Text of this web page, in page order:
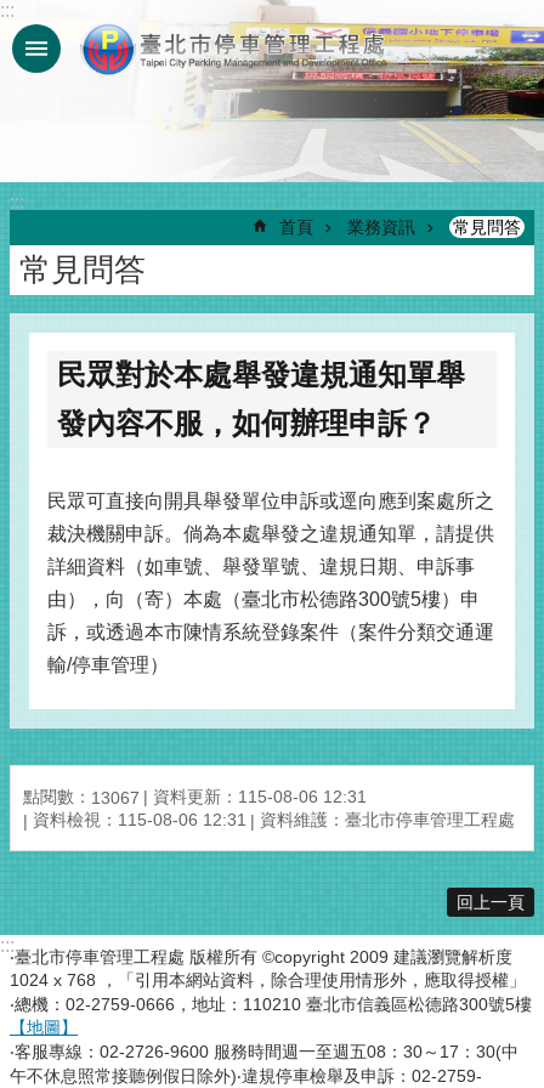
跳到主要內容區塊
:::
:::
首頁 業務資訊 常見問答
常見問答
民眾對於本處舉發違規通知單舉
發內容不服，如何辦理申訴？
民眾可直接向開具舉發單位申訴或逕向應到案處所之
裁決機關申訴。倘為本處舉發之違規通知單，請提供
詳細資料（如車號、舉發單號、違規日期、申訴事
由），向（寄）本處（臺北市松德路300號5樓）申
訴，或透過本市陳情系統登錄案件（案件分類交通運
輸/停車管理）
點閱數： 13067
資料更新：115-08-06 12:31
資料檢視：115-08-06 12:31
資料維護：臺北市停車管理工程處
回上一頁
:::
‧臺北市停車管理工程處 版權所有 ©copyright 2009 建議瀏覽解析度
1024 x 768 ，「引用本網站資料，除合理使用情形外，應取得授權」
‧總機：02-2759-0666，地址：110210 臺北市信義區松德路300號5樓
【地圖】
‧客服專線：02-2726-9600 服務時間週一至週五08：30～17：30(中
午不休息照常接聽例假日除外)‧違規停車檢舉及申訴：02-2759-